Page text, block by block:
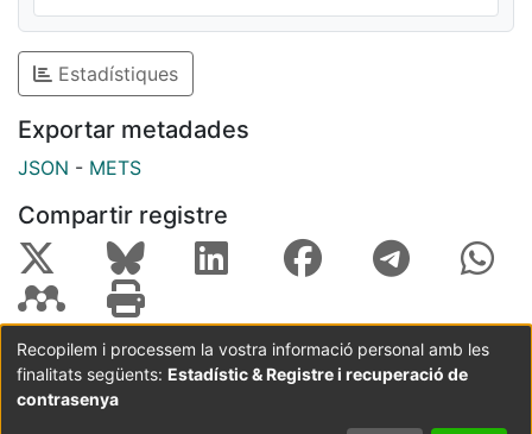
Estadístiques
Exportar metadades
JSON - METS
Compartir registre
Coordinació:CRAI UB Avís legal
Metadades
subjectes a:
Recopilem i processem la vostra informació personal amb les
finalitats següents: Estadístic & Registre i recuperació de
contrasenya